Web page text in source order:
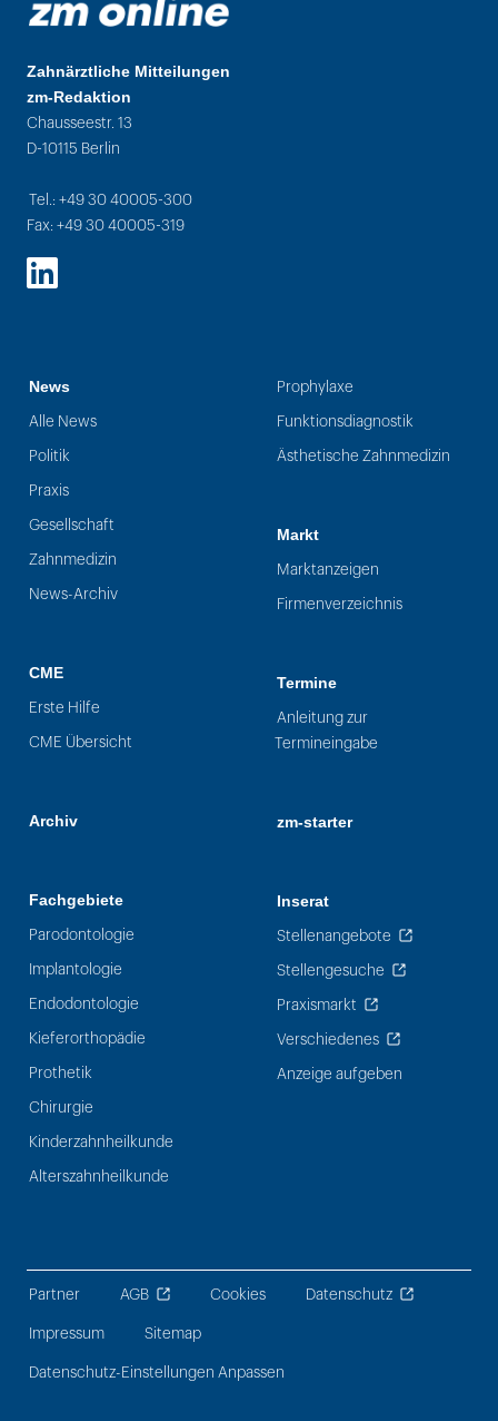
Zahnärztliche Mitteilungen
zm-Redaktion
Chausseestr. 13
D-10115 Berlin
Tel.: +49 30 40005-300
Fax: +49 30 40005-319
LinkedIn
News
Alle News
Politik
Praxis
Gesellschaft
Zahnmedizin
News-Archiv
CME
Erste Hilfe
CME Übersicht
Archiv
Fachgebiete
Parodontologie
Implantologie
Endodontologie
Kieferorthopädie
Prothetik
Chirurgie
Kinderzahnheilkunde
Alterszahnheilkunde
Prophylaxe
Funktionsdiagnostik
Ästhetische Zahnmedizin
Markt
Marktanzeigen
Firmenverzeichnis
Termine
Anleitung zur
Termineingabe
zm-starter
Inserat
Stellenangebote
Stellengesuche
Praxismarkt
Verschiedenes
Anzeige aufgeben
Partner AGB Cookies Datenschutz
Impressum Sitemap
Datenschutz-Einstellungen Anpassen